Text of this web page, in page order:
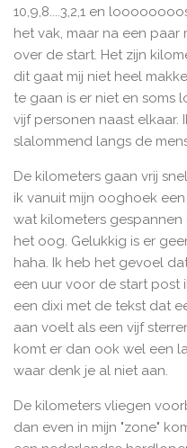
10,9,8....3,2,1 en
het vak, maar na een paar
over de start. Het zijn
dit gaat mij niet heel
te gaan is er niet en soms
vijf personen naast elkaar.
slalommend langs de
De kilometers gaan vrij
ik vanuit mijn ooghoek
wat kilometers
het oog. Gelukkig is er
haha. Ik heb het gevoel
een uur voor de start post
een dixi met de tekst dat
aan voelt als een vijf
komt er dan ook wel een
waar denk je al niet aan.
De kilometers vliegen
dan even in mijn "zone"